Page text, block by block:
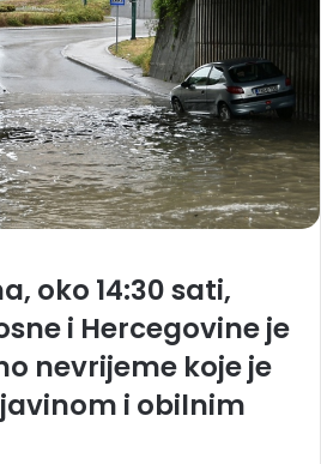
oko 14:30 sati,
i Hercegovine je
nevrijeme koje je
i obilnim